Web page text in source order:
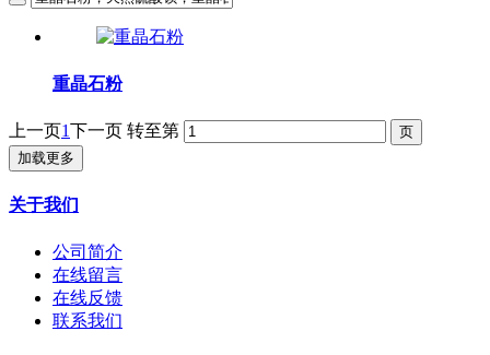
重晶石粉
上一页1下一页 转至第
加载更多
关于我们
公司简介
在线留言
在线反馈
联系我们